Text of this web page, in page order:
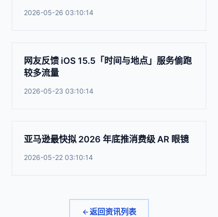
2026-05-26 03:10:14
网友反馈 iOS 15.5「时间与地点」服务偷跑
较多流量
2026-05-23 03:10:14
亚马逊最快拟 2026 年底推消费级 AR 眼镜
2026-05-22 03:10:14
返回资讯列表